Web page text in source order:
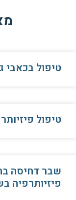
טיפול בכאבי
טיפול
שבר דחיסה
פיזיותרפיה